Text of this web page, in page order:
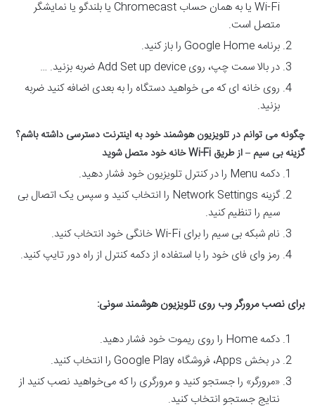
Wi-Fi یا به همان حساب Chromecast یا بلندگو یا نمایشگر
متصل است.
برنامه Google Home را باز کنید.
در بالا سمت چپ، روی Add Set up device ضربه بزنید. …
روی خانه ای که می خواهید دستگاه را به بعدی اضافه کنید ضربه
بزنید.
چگونه می توانم در تلویزیون هوشمند خود به اینترنت دسترسی داشته باشم؟
گزینه بی سیم – از طریق
خانه خود متصل شوید
دکمه Menu را در کنترل تلویزیون خود فشار دهید.
گزینه Network Settings را انتخاب کنید و سپس یک اتصال بی
سیم را تنظیم کنید.
نام شبکه بی سیم را برای Wi-Fi خانگی خود انتخاب کنید.
رمز وای فای خود را با استفاده از دکمه کنترل از راه دور تایپ کنید.
برای نصب مرورگر وب روی تلویزیون هوشمند سونی:
دکمه Home را روی ریموت خود فشار دهید.
در بخش Apps، فروشگاه Google Play را انتخاب کنید.
«مرورگر» را جستجو کنید و مرورگری را که می‌خواهید نصب کنید از
نتایج جستجو انتخاب کنید.